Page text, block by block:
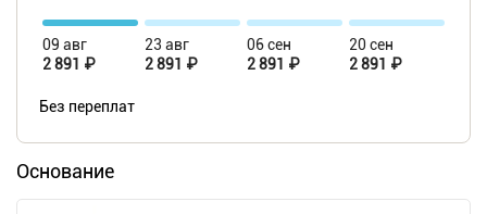
09 авг
2 891 ₽
23 авг
2 891 ₽
06 сен
2 891 ₽
20 сен
2 891 ₽
Без переплат
Основание